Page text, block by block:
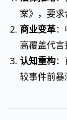
案》，要
商业变革
高覆盖代言
认知重构
较事件前暴